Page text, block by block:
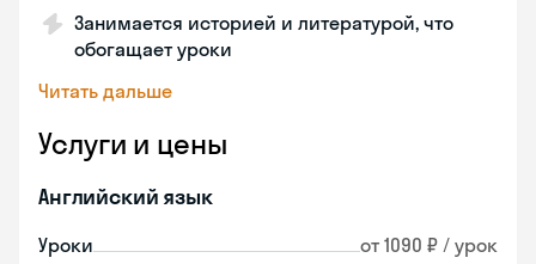
Занимается историей и литературой, что
обогащает уроки
Читать дальше
Услуги и цены
Английский язык
Уроки от 1090 ₽ / урок